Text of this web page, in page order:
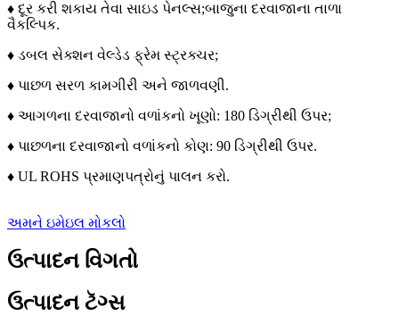
♦ દૂર કરી શકાય તેવા સાઇડ પેનલ્સ;બાજુના દરવાજાના તાળા
વૈકલ્પિક.
♦ ડબલ સેક્શન વેલ્ડેડ ફ્રેમ સ્ટ્રક્ચર;
♦ પાછળ સરળ કામગીરી અને જાળવણી.
♦ આગળના દરવાજાનો વળાંકનો ખૂણો: 180 ડિગ્રીથી ઉપર;
♦ પાછળના દરવાજાનો વળાંકનો કોણ: 90 ડિગ્રીથી ઉપર.
♦ UL ROHS પ્રમાણપત્રોનું પાલન કરો.
અમને ઇમેઇલ મોકલો
ઉત્પાદન વિગતો
ઉત્પાદન ટૅગ્સ